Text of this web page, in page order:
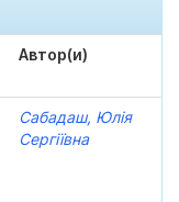
Автор(и)
Сабадаш, Юлія
Сергіївна